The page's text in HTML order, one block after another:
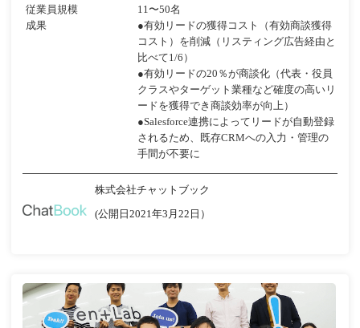
従業員規模
11〜50名
成果
●有効リードの獲得コスト（有効商談獲得
コスト）を削減（リスティング広告経由と
比べて1/6）
●有効リードの20％が商談化（代表・役員
クラスやターゲット業種など確度の高いリ
ードを獲得でき商談効率が向上）
●Salesforce連携によってリードが自動登録
されるため、既存CRMへの入力・管理の
手間が不要に
株式会社チャットブック
(公開日2021年3月22日）